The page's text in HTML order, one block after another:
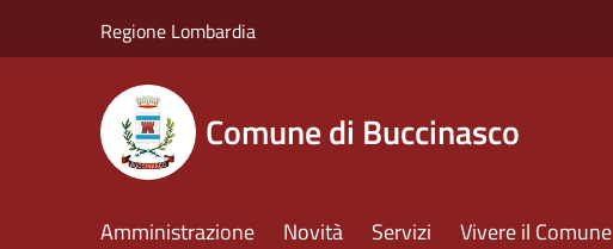
Regione Lombardia
Comune di Buccinasco
Amministrazione Novità Servizi Vivere il Comune